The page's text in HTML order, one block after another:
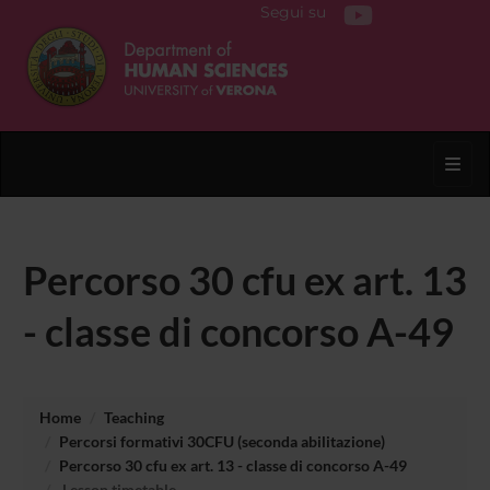
Segui su
Percorso 30 cfu ex art. 13
- classe di concorso A-49
Home
Teaching
Percorsi formativi 30CFU (seconda abilitazione)
Percorso 30 cfu ex art. 13 - classe di concorso A-49